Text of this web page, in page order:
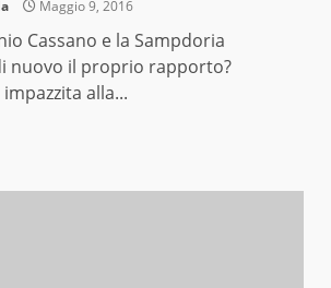
Maggio 9, 2016
Cassano e la Sampdoria
nuovo il proprio rapporto?
alla...